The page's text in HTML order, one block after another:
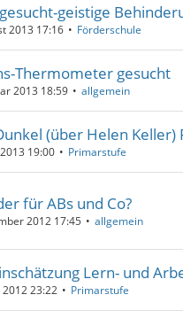
geistige
2013 17:16 Förderschule
Thermometer gesucht
2013 18:59 allgemein
(über Helen Keller)
19:00 Primarstufe
für ABs und Co?
2012 17:45 allgemein
Lern- und
23:22 Primarstufe